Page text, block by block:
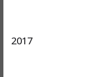
2017